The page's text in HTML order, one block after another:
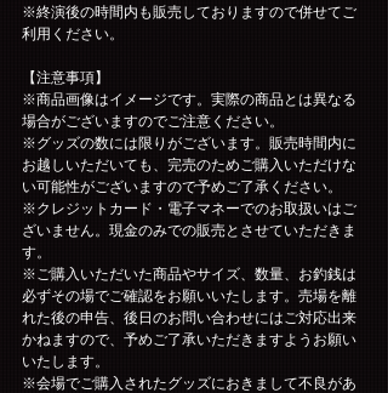
※終演後の時間内も販売しておりますので併せてご
利用ください。
【注意事項】
※商品画像はイメージです。実際の商品とは異なる
場合がございますのでご注意ください。
※グッズの数には限りがございます。販売時間内に
お越しいただいても、完売のためご購入いただけな
い可能性がございますので予めご了承ください。
※クレジットカード・電子マネーでのお取扱いはご
ざいません。現金のみでの販売とさせていただきま
す。
※ご購入いただいた商品やサイズ、数量、お釣銭は
必ずその場でご確認をお願いいたします。売場を離
れた後の申告、後日のお問い合わせにはご対応出来
かねますので、予めご了承いただきますようお願い
いたします。
※会場でご購入されたグッズにおきまして不良があ